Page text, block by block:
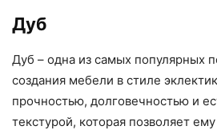
Дуб
Дуб – одна из самых популярных
создания мебели в стиле
прочностью, долговечностью и
текстурой, которая позволяет